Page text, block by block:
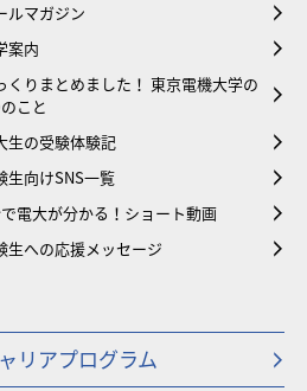
ルマガジン
案内
くりまとめました！ 東京電機大学の
こと
生の受験体験記
生向けSNS一覧
電大が分かる！ショート動画
生への応援メッセージ
リアプログラム